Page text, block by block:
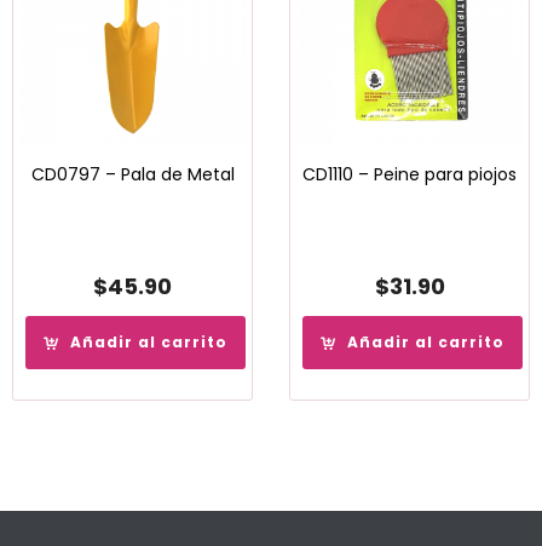
CD0797 – Pala de Metal
$45.90
Añadir al carrito
CD1110 – Peine para piojos
$31.90
Añadir al carrito